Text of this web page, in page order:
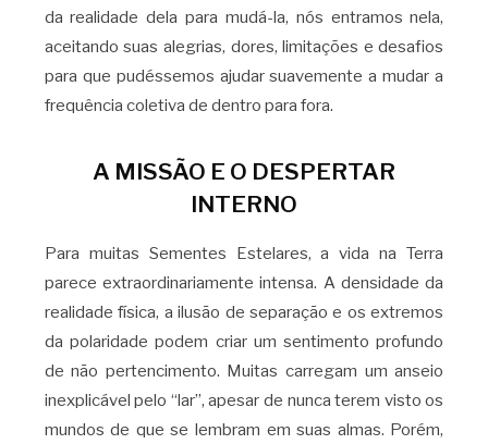
da realidade dela para mudá-la, nós entramos nela,
aceitando suas alegrias, dores, limitações e desafios
para que pudéssemos ajudar suavemente a mudar a
frequência coletiva de dentro para fora.
A MISSÃO E O DESPERTAR
INTERNO
Para muitas Sementes Estelares, a vida na Terra
parece extraordinariamente intensa. A densidade da
realidade física, a ilusão de separação e os extremos
da polaridade podem criar um sentimento profundo
de não pertencimento. Muitas carregam um anseio
inexplicável pelo “lar”, apesar de nunca terem visto os
mundos de que se lembram em suas almas. Porém,